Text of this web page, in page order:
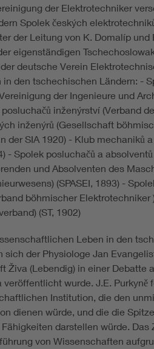
der Elektrotechniker
Spolek českých
der Leitung von K. Domalíp
eigenständigen
deutsche Verein
den tschechischen Ländern: -
der Ingenieure und
posluchačů inženýrství (Verband
inženýrů (Gesellschaft
der SIA 1920) - Klub mechaniků
- Spolek posluchačů a
und Absolventen des
(SPASEI, 1893) -
böhmischer Elektrotechniker
(ST, 1902)
Leben in den
sich der Physiologe Jan
Živa (Lebendig) in einer Debatte
wurde. J.E. Purkyně
Institution, die den
dienen würde, und die die
darstellen würde. Das
von Wissenschaften